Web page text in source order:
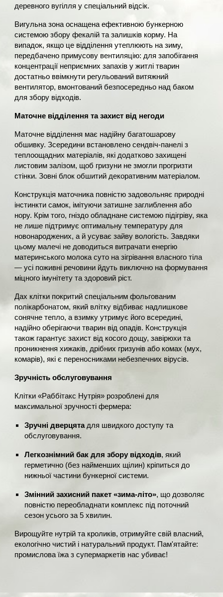
деревного вугілля у спеціальний відсік.
Вигульна зона оснащена ефективною бункерною
системою збору фекалій та залишків корму. На
випадок, якщо це відділення утеплюють на зиму,
передбачено примусову вентиляцію: для запобігання
концентрації неприємних запахів у житлі тварин
достатньо ввімкнути регульований витяжний
вентилятор, вмонтований безпосередньо над баком
для збору відходів.
Маточне відділення та захист від негоди
Маточне відділення має надійну багатошарову
обшивку. Зсередини встановлено сендвіч-панелі з
теплоощадних матеріалів, які додатково захищені
листовим залізом, щоб гризуни не змогли прогризти
стінки. Зовні блок обшитий декоративним матеріалом.
Конструкція маточника повністю задовольняє природні
інстинкти самок, імітуючи затишне заглиблення або
нору. Крім того, гніздо обладнане системою підігріву, яка
не лише підтримує оптимальну температуру для
новонароджених, а й усуває зайву вологість. Завдяки
цьому малечі не доводиться витрачати енергію
материнського молока суто на зігрівання власного тіла
— усі поживні речовини йдуть виключно на формування
міцного імунітету та здоровий ріст.
Дах клітки покритий спеціальним фольгованим
полікарбонатом, який влітку відбиває надлишкове
сонячне тепло, а взимку утримує його всередині,
надійно оберігаючи тварин від опадів. Конструкція
також гарантує захист від косого дощу, завірюхи та
проникнення хижаків, дрібних гризунів або комах (мух,
комарів), які є переносниками небезпечних вірусів.
Зручність обслуговування
Клітки «Раббітакс Нутрія» розроблені для
максимальної зручності фермера:
Зручні дверцятадля швидкого доступу та
обслуговування.
Легкознімний бак для збору відходів, який
герметично (без найменших щілин) кріпиться до
нижньої частини бункерної системи.
Змінний захисний пакет «зима-літо», що дозволяє
повністю переобладнати комплекс під поточний
сезон усього за 5 хвилин.
Вирощуйте нутрій та кроликів, отримуйте свій власний,
екологічно чистий і натуральний продукт. Пам'ятайте:
промислова їжа з супермаркетів нас убиває!